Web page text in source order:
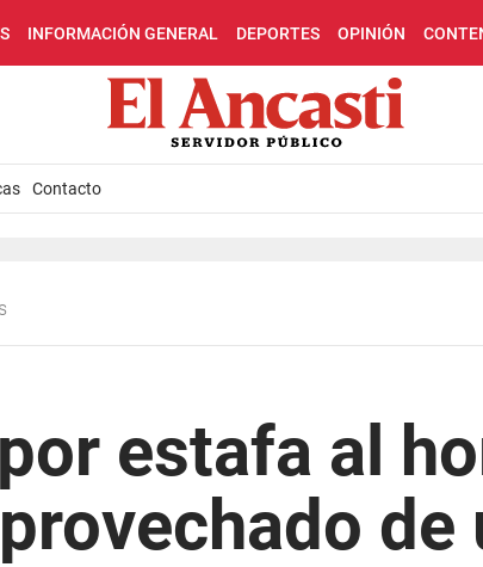
INFORMACIÓN GENERAL DEPORTES OPINIÓN
Contacto
estafa al
de